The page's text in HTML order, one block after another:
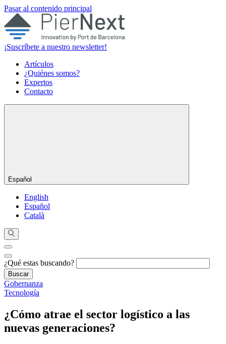
Pasar al contenido principal
¡Suscríbete a nuestro newsletter!
Artículos
¿Quiénes somos?
Expertos
Contacto
Español
English
Español
Català
¿Qué estas buscando?
Gobernanza
Tecnología
¿Cómo atrae el sector logístico a las
nuevas generaciones?